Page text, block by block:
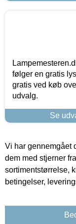
følger en gratis
gratis ved køb
udvalg.
Se
Vi har gennemgået
dem med stjerner
sortimentstørrelse,
betingelser,